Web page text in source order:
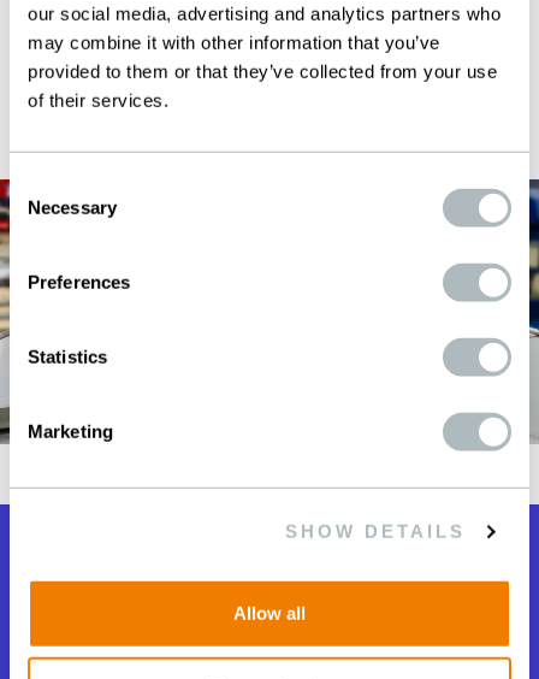
our social media, advertising and analytics partners who
may combine it with other information that you’ve
provided to them or that they’ve collected from your use
of their services.
Consent
Selection
Necessary
Preferences
Statistics
Marketing
SHOW DETAILS
Allow all
personal cualificado, las series medianas y
grandes cuentan cada vez más con procesos de
producción automatizados.
A su servicio.
¿Cómo podemos ayudarle?